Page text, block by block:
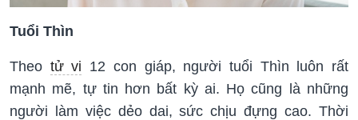
Tuổi Thìn
Theo tử vi 12 con giáp, người tuổi Thìn luôn rất
mạnh mẽ, tự tin hơn bất kỳ ai. Họ cũng là những
người làm việc dẻo dai, sức chịu đựng cao. Thời